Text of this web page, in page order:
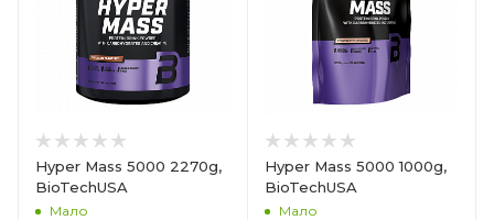
Hyper Mass 5000 2270g,
BioTechUSA
Мало
Hyper Mass 5000 1000g,
BioTechUSA
Мало